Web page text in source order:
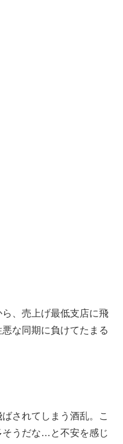
、売上げ最低支店に飛
な同期に負けてたまる
されてしまう酒乱。こ
そうだな…と不安を感じ